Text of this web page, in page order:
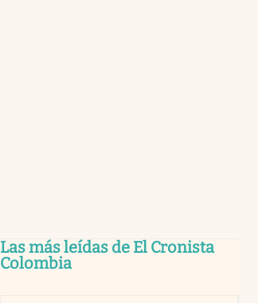
Las más leídas de El Cronista
Colombia